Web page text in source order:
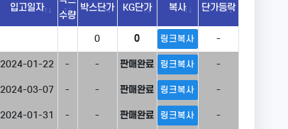
입고일자
수량
박스단가 KG단가 복사 단가등락
0 0 링크복사 -
2024-01-22 - - 판매완료 링크복사 -
2024-03-07 - - 판매완료 링크복사 -
2024-01-31 - - 판매완료 링크복사 -